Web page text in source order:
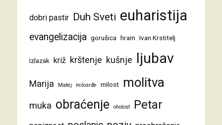
dobri pastir Duh Sveti euharistija
evangelizacija gorušica hram Ivan Krstitelj
Izlazak križ krštenje kušnje ljubav
Marija Matej milosrđe milost molitva
muka obraćenje oholost Petar